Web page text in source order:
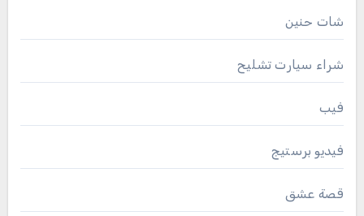
شات حنين
شراء سيارت تشليح
فيب
فيديو برستيج
قصة عشق